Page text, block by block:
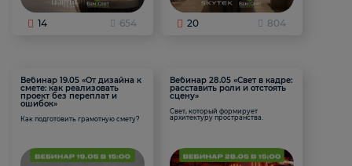
14 654 20 804
Вебинар 19.05 «От дизайна к
смете: как реализовать
проект без переплат и
ошибок»
Как подготовить грамотную смету?
Вебинар 28.05 «Свет в кадре:
расставить роли и отстоять
сцену»
Свет, который формирует
архитектуру пространства.